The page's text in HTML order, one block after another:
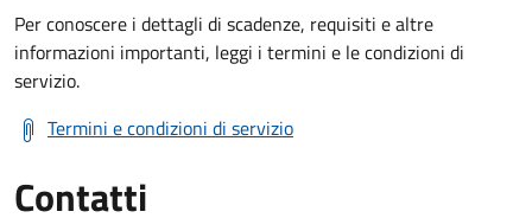
Per conoscere i dettagli di scadenze, requisiti e altre
informazioni importanti, leggi i termini e le condizioni di
servizio.
Termini e condizioni di servizio
Contatti